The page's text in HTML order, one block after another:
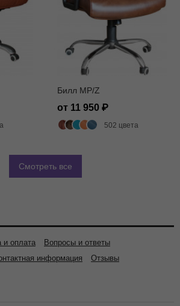
Билл MP/Z
от 11 950
502 цвета
Смотреть все
и оплата
Вопросы и ответы
информация Отзывы